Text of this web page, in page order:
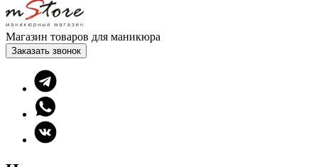
Магазин товаров для маникюра
Заказать звонок